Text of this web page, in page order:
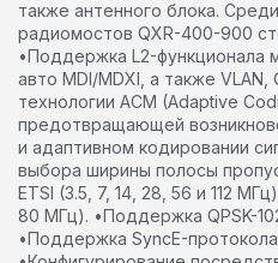
также антенного блока.
радиомостов QXR-400-900
•Поддержка L2-функционала
авто MDI/MDXI, а также
технологии ACM (Adaptive
предотвращающей
и адаптивном кодировании
выбора ширины полосы
ETSI (3.5, 7, 14, 28, 56 и 112
80 МГц). •Поддержка QPSK-
•Поддержка SyncE-